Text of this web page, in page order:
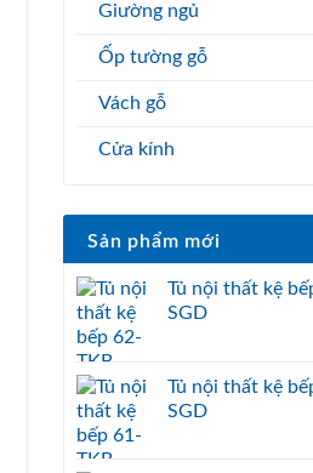
Giường ngủ
Ốp tường gỗ
Vách gỗ
Cửa kính
Sản phẩm mới
Tủ nội thất kệ
SGD
Tủ nội thất kệ
SGD